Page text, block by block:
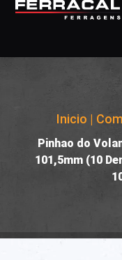
Inicio |
Pinhao do
101,5mm (10